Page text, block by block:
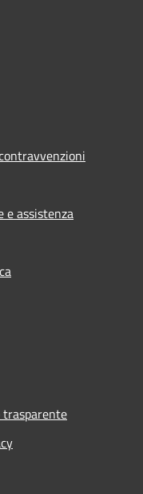
e assistenza